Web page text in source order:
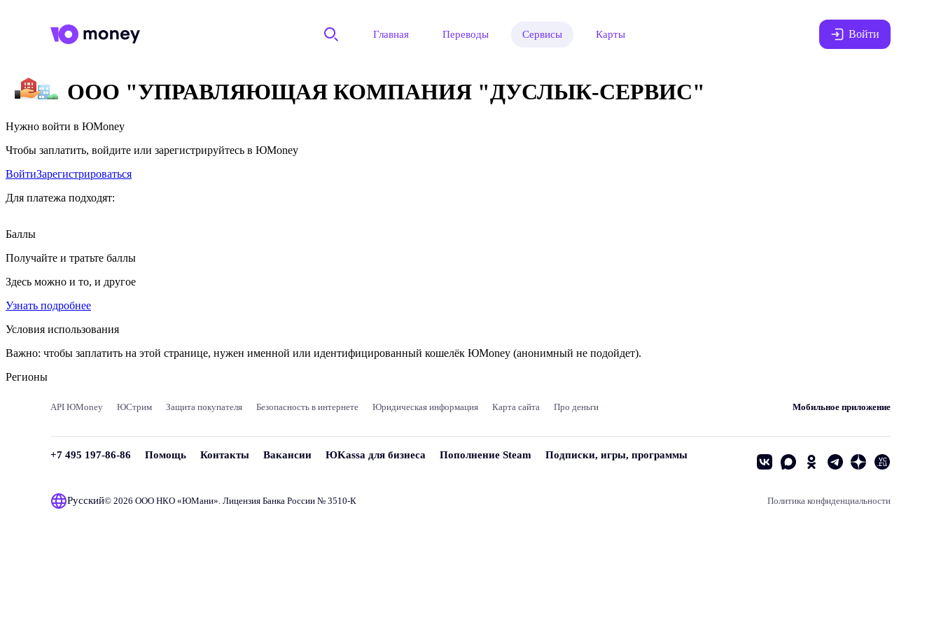
Главная Переводы Сервисы Карты Войти
ООО "УПРАВЛЯЮЩАЯ КОМПАНИЯ "ДУСЛЫК-СЕРВИС"
Нужно войти в ЮMoney
Чтобы заплатить, войдите или зарегистрируйтесь в ЮMoney
ВойтиЗарегистрироваться
Для платежа подходят:
Баллы
Получайте и тратьте баллы
Здесь можно и то, и другое
Узнать подробнее
Условия использования
Важно: чтобы заплатить на этой странице, нужен именной или идентифицированный кошелёк ЮMoney (анонимный не подойдет).
Регионы
API ЮMoney ЮСтрим Защита покупателя Безопасность в интернете Юридическая информация Карта сайта Про деньги Мобильное приложение
+7 495 197-86-86 Помощь Контакты Вакансии ЮKassa для бизнеса Пополнение Steam Подписки, игры, программы
Русский© 2026 ООО НКО «ЮМани». Лицензия Банка России № 3510‑К Политика конфиденциальности